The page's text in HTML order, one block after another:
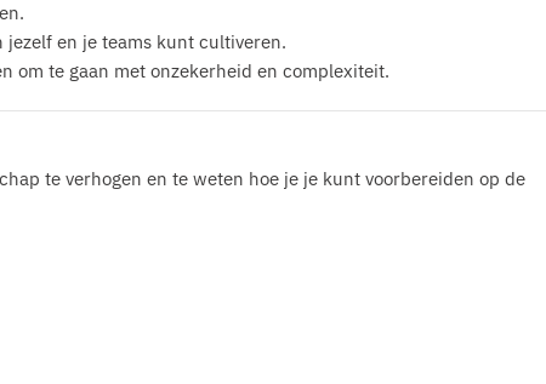
jezelf en je teams kunt cultiveren.
om te gaan met onzekerheid en complexiteit.
te verhogen en te weten hoe je je kunt voorbereiden op de